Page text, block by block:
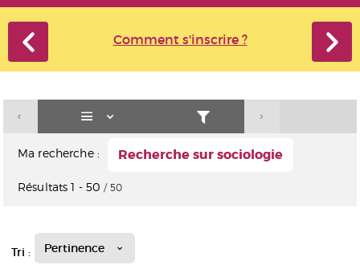
Comment s'inscrire ?
Ma recherche : Recherche sur sociologie
Résultats1 - 50 / 50
Tri : Pertinence